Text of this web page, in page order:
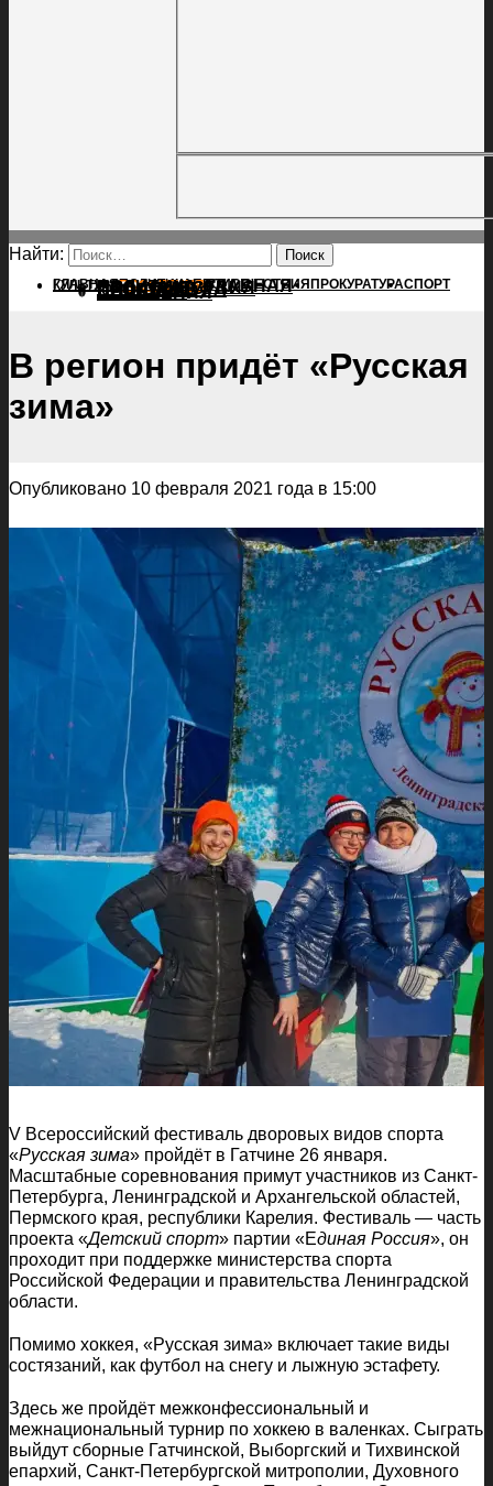
Найти:
ГЛАВНАЯПОЛИТИКАПРОИСШЕСТВИЯ ПРОКУРАТУРАСПОРТ
КУЛЬТУРАПОСЕЛЕНИЯГЛАВНАЯ
ПОЛИТИКА
ПРОИСШЕСТВИЯ
ПРОКУРАТУРА
СПОРТ
КУЛЬТУРА
ПОСЕЛЕНИЯ
В регион придёт «Русская
зима»
Опубликовано 10 февраля 2021 года в 15:00
V Всероссийский фестиваль дворовых видов спорта
«Русская зима» пройдёт в Гатчине 26 января.
Масштабные соревнования примут участников из Санкт-
Петербурга, Ленинградской и Архангельской областей,
Пермского края, республики Карелия. Фестиваль — часть
проекта «Детский спорт» партии «Единая Россия», он
проходит при поддержке министерства спорта
Российской Федерации и правительства Ленинградской
области.
Помимо хоккея, «Русская зима» включает такие виды
состязаний, как футбол на снегу и лыжную эстафету.
Здесь же пройдёт межконфессиональный и
межнациональный турнир по хоккею в валенках. Сыграть
выйдут сборные Гатчинской, Выборгский и Тихвинской
епархий, Санкт-Петербургской митрополии, Духовного